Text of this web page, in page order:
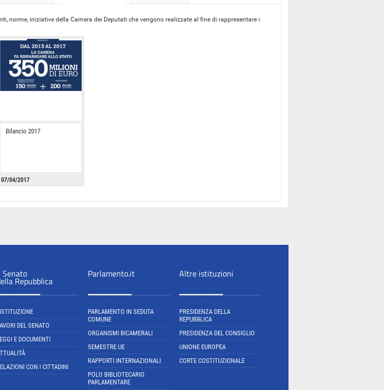
norme, iniziative della Camera dei Deputati che vengono realizzate al fine di rappresentare i
Bilancio 2017
07/04/2017
Senato
Repubblica
DEL SENATO
E DOCUMENTI
CON I CITTADINI
Parlamento.it
PARLAMENTO IN SEDUTA
COMUNE
ORGANISMI BICAMERALI
SEMESTRE UE
RAPPORTI INTERNAZIONALI
POLO BIBLIOTECARIO
PARLAMENTARE
Altre istituzioni
PRESIDENZA DELLA
REPUBBLICA
PRESIDENZA DEL CONSIGLIO
UNIONE EUROPEA
CORTE COSTITUZIONALE